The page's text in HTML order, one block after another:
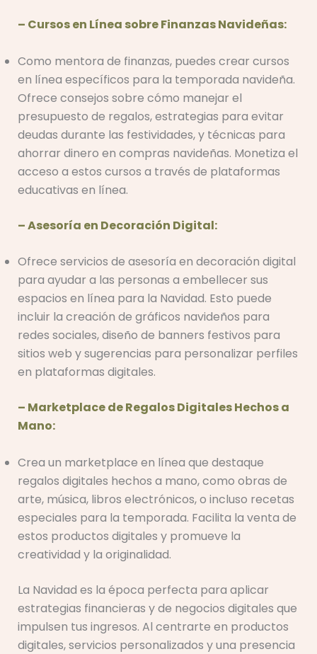
– Cursos en Línea sobre Finanzas Navideñas:
Como mentora de finanzas, puedes crear cursos
en línea específicos para la temporada navideña.
Ofrece consejos sobre cómo manejar el
presupuesto de regalos, estrategias para evitar
deudas durante las festividades, y técnicas para
ahorrar dinero en compras navideñas. Monetiza el
acceso a estos cursos a través de plataformas
educativas en línea.
– Asesoría en Decoración Digital:
Ofrece servicios de asesoría en decoración digital
para ayudar a las personas a embellecer sus
espacios en línea para la Navidad. Esto puede
incluir la creación de gráficos navideños para
redes sociales, diseño de banners festivos para
sitios web y sugerencias para personalizar perfiles
en plataformas digitales.
– Marketplace de Regalos Digitales Hechos a
Mano:
Crea un marketplace en línea que destaque
regalos digitales hechos a mano, como obras de
arte, música, libros electrónicos, o incluso recetas
especiales para la temporada. Facilita la venta de
estos productos digitales y promueve la
creatividad y la originalidad.
La Navidad es la época perfecta para aplicar
estrategias financieras y de negocios digitales que
impulsen tus ingresos. Al centrarte en productos
digitales, servicios personalizados y una presencia